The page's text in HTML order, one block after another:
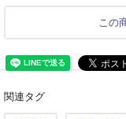
この
関連タグ